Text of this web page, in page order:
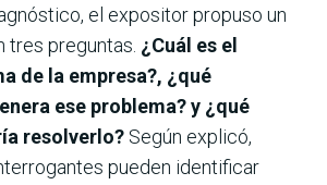
el expositor propuso un
tres preguntas. ¿Cuál es el
de la empresa?, ¿qué
ese problema? y ¿qué
resolverlo? Según explicó,
pueden identificar